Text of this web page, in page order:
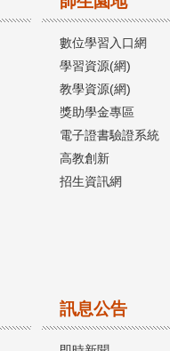
數位學習入口網
學習資源(網)
教學資源(網)
獎助學金專區
電子證書驗證系統
高教創新
招生資訊網
訊息公告